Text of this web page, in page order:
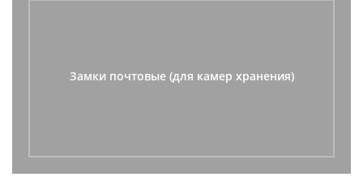
Замки почтовые (для камер хранения)